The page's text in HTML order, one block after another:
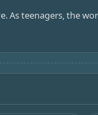
As teenagers, the